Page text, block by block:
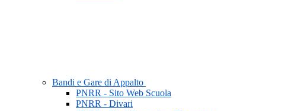
Bandi e Gare di Appalto
PNRR - Sito Web Scuola
PNRR - Divari